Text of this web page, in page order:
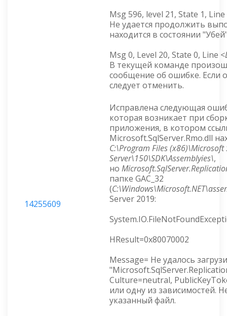
Msg 596, level 21, State 1, Line
Не удается продолжить
находится в состоянии
Msg 0, Level 20, State 0, Line <
В текущей команде
сообщение об ошибке. Если
следует отменить.
14255609
Исправлена следующая
которая возникает при
приложения, в котором
Microsoft.SqlServer.Rmo.dll
C:\Program Files (x86)\Microsoft
Server\150\SDK\Assemblyies\,
но
папке GAC_32
(
Server 2019:
HResult=0x80070002
Message= Не удалось
Culture=neutral,
или одну из зависимостей.
указанный файл.